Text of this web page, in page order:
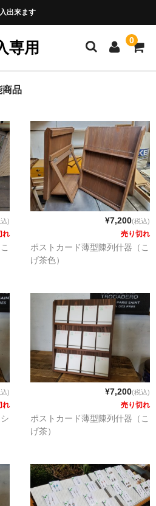
出来ます
専用 0
商品
)
れ
¥7,200(税込)
売り切れ
ポストカード薄型陳列什器（こ
げ茶色）
)
れ
¥7,200(税込)
売り切れ
ポストカード薄型陳列什器（こ
げ茶）